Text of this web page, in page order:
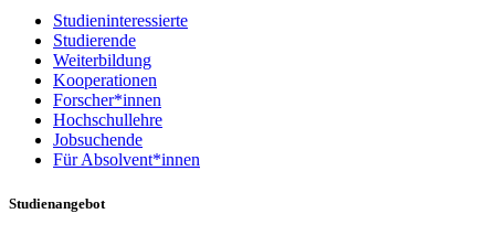
Studieninteressierte
Studierende
Weiterbildung
Kooperationen
Forscher*innen
Hochschullehre
Jobsuchende
Für Absolvent*innen
Studienangebot